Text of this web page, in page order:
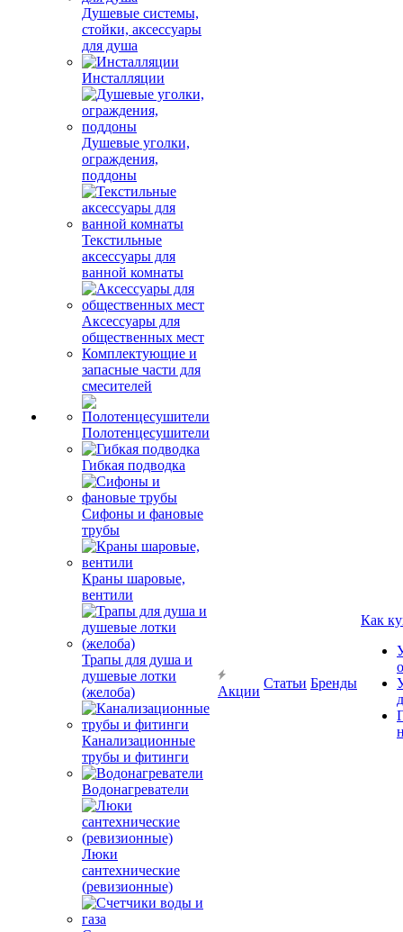
Душевые системы,
стойки, аксессуары
для душа
Инсталляции
Душевые уголки,
ограждения,
поддоны
Текстильные
аксессуары для
ванной комнаты
Аксессуары для
общественных мест
Комплектующие и
запасные части для
смесителей
Полотенцесушители
Гибкая подводка
Сифоны и фановые
трубы
Краны шаровые,
вентили
Трапы для душа и
душевые лотки
(желоба)
Канализационные
трубы и фитинги
Водонагреватели
Люки
сантехнические
(ревизионные)
Акции
Статьи Бренды
Как